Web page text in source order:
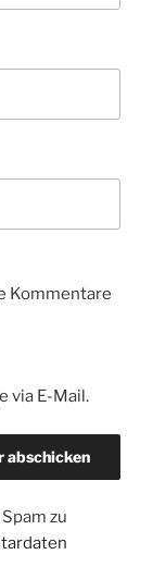
Kommentare
via E-Mail.
zu